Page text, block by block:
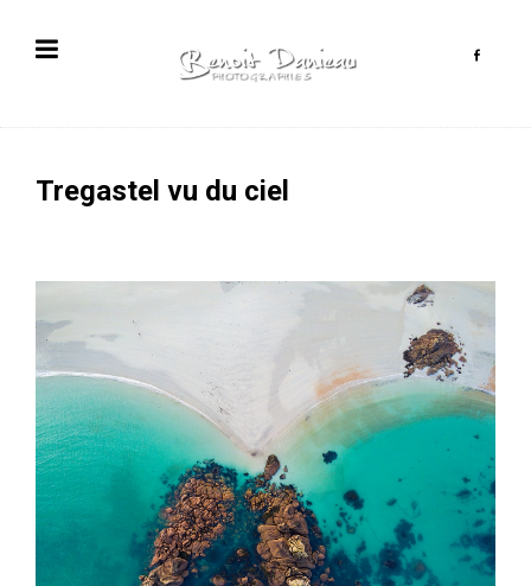
Tregastel vu du ciel